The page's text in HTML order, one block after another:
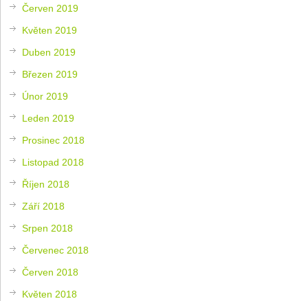
Červen 2019
Květen 2019
Duben 2019
Březen 2019
Únor 2019
Leden 2019
Prosinec 2018
Listopad 2018
Říjen 2018
Září 2018
Srpen 2018
Červenec 2018
Červen 2018
Květen 2018